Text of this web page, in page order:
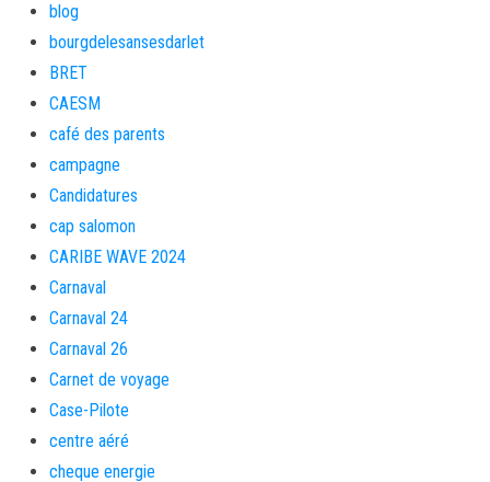
blog
bourgdelesansesdarlet
BRET
CAESM
café des parents
campagne
Candidatures
cap salomon
CARIBE WAVE 2024
Carnaval
Carnaval 24
Carnaval 26
Carnet de voyage
Case-Pilote
centre aéré
cheque energie